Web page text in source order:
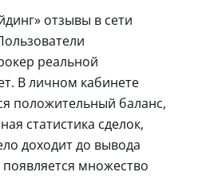
отзывы в сети
реальной
В личном кабинете
положительный баланс,
статистика сделок,
доходит до вывода
множество